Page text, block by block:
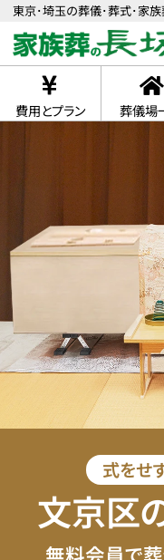
東京･埼玉の葬儀･葬式･家族
費用とプラン 葬儀場
式をせ
文京区